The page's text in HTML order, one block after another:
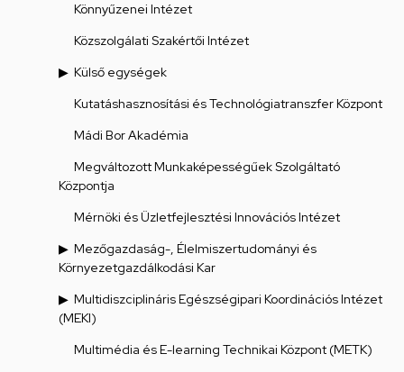
Könnyűzenei Intézet
Közszolgálati Szakértői Intézet
Külső egységek
Kutatáshasznosítási és Technológiatranszfer Központ
Mádi Bor Akadémia
Megváltozott Munkaképességűek Szolgáltató
Központja
Mérnöki és Üzletfejlesztési Innovációs Intézet
Mezőgazdaság-, Élelmiszertudományi és
Környezetgazdálkodási Kar
Multidiszciplináris Egészségipari Koordinációs Intézet
(MEKI)
Multimédia és E-learning Technikai Központ (METK)